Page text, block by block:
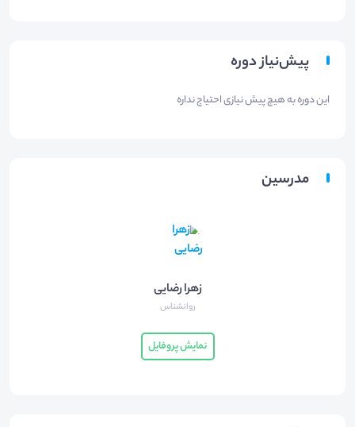
پیش‌نیاز دوره
این دوره به هیچ پیش نیازی احتیاج نداره
مدرسین
زهرا رضایی
روانشناس
نمایش پروفایل